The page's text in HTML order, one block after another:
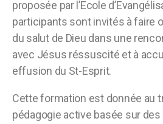
proposée par l’Ecole
participants sont invités à faire
du salut de Dieu dans une
avec Jésus réssuscité et à
effusion du St-Esprit.
Cette formation est donnée au
pédagogie active basée sur